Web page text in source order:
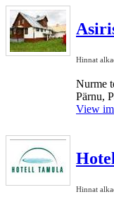
Hinnat
Nurme
Pärnu,
View
Hinnat